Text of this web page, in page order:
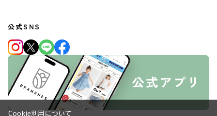
公式SNS
Cookie利用について